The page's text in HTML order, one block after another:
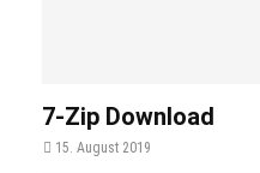
7-Zip Download
15. August 2019